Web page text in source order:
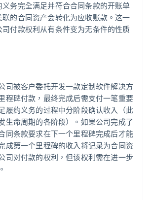
务完全满足并符合合同条款的开账单
的合同资产会转化为应收账款。这一
付款权利从有条件变为无条件的性质
司被客户委托开发一款定制软件解决方
程碑付款，最终完成后需支付一笔重要
履约义务的过程中分阶段确认收入（此
生命周期的各阶段）。如果公司完成了
同条款要求在下一个里程碑完成后才能
成第一个里程碑的收入将记录为合同资
司对付款的权利，但该权利需在进一步